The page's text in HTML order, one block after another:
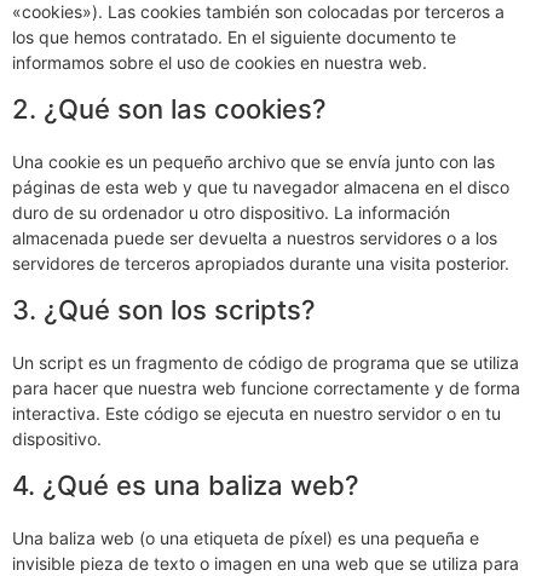
«cookies»). Las cookies también son colocadas por terceros a
los que hemos contratado. En el siguiente documento te
informamos sobre el uso de cookies en nuestra web.
2. ¿Qué son las cookies?
Una cookie es un pequeño archivo que se envía junto con las
páginas de esta web y que tu navegador almacena en el disco
duro de su ordenador u otro dispositivo. La información
almacenada puede ser devuelta a nuestros servidores o a los
servidores de terceros apropiados durante una visita posterior.
3. ¿Qué son los scripts?
Un script es un fragmento de código de programa que se utiliza
para hacer que nuestra web funcione correctamente y de forma
interactiva. Este código se ejecuta en nuestro servidor o en tu
dispositivo.
4. ¿Qué es una baliza web?
Una baliza web (o una etiqueta de píxel) es una pequeña e
invisible pieza de texto o imagen en una web que se utiliza para